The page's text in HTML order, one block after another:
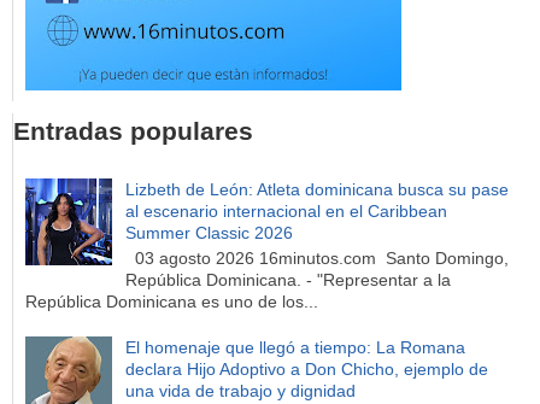
Entradas populares
Lizbeth de León: Atleta dominicana busca su pase
al escenario internacional en el Caribbean
Summer Classic 2026
03 agosto 2026 16minutos.com Santo Domingo,
República Dominicana. - "Representar a la
República Dominicana es uno de los...
El homenaje que llegó a tiempo: La Romana
declara Hijo Adoptivo a Don Chicho, ejemplo de
una vida de trabajo y dignidad